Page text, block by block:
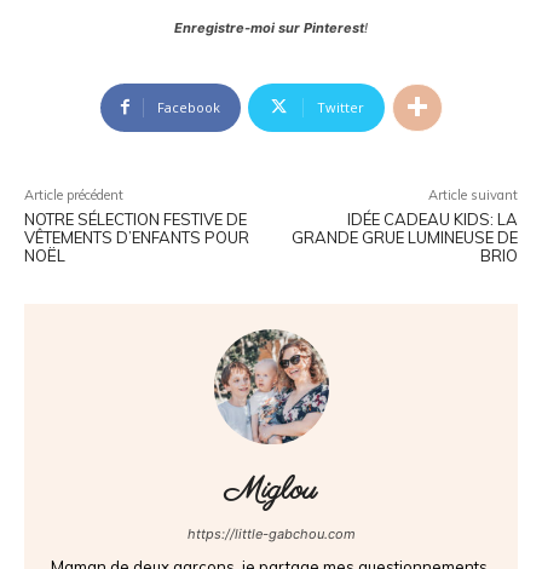
Enregistre-moi sur Pinterest!
Facebook Twitter
Article précédent
NOTRE SÉLECTION FESTIVE DE
VÊTEMENTS D’ENFANTS POUR
NOËL
Article suivant
IDÉE CADEAU KIDS: LA
GRANDE GRUE LUMINEUSE DE
BRIO
Miglou
https://little-gabchou.com